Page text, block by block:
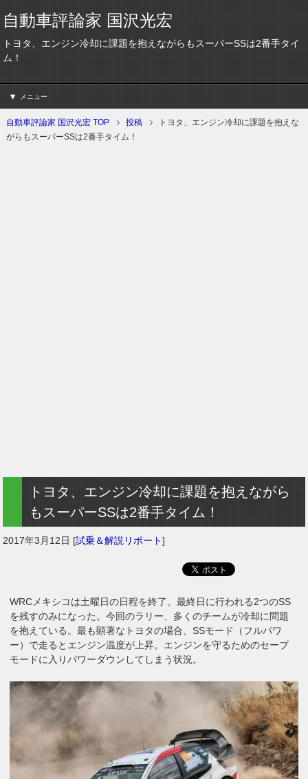
自動車評論家 国沢光宏
トヨタ、エンジン冷却に課題を抱えながらもスーパーSSは2番手タイ
ム！
メニュー
自動車評論家 国沢光宏 TOP 投稿
トヨタ、エンジン冷却に課題を抱えな
がらもスーパーSSは2番手タイム！
トヨタ、エンジン冷却に課題を抱えながら
もスーパーSSは2番手タイム！
2017年3月12日 [試乗＆解説リポート]
WRCメキシコは土曜日の日程を終了。最終日に行われる2つのSS
を残すのみになった。今回のラリー、多くのチームが冷却に問題
を抱えている。最も顕著なトヨタの場合、SSモード（フルパワ
ー）で走るとエンジン温度が上昇。エンジンを守るためのセーブ
モードに入りパワーダウンしてしまう状況。